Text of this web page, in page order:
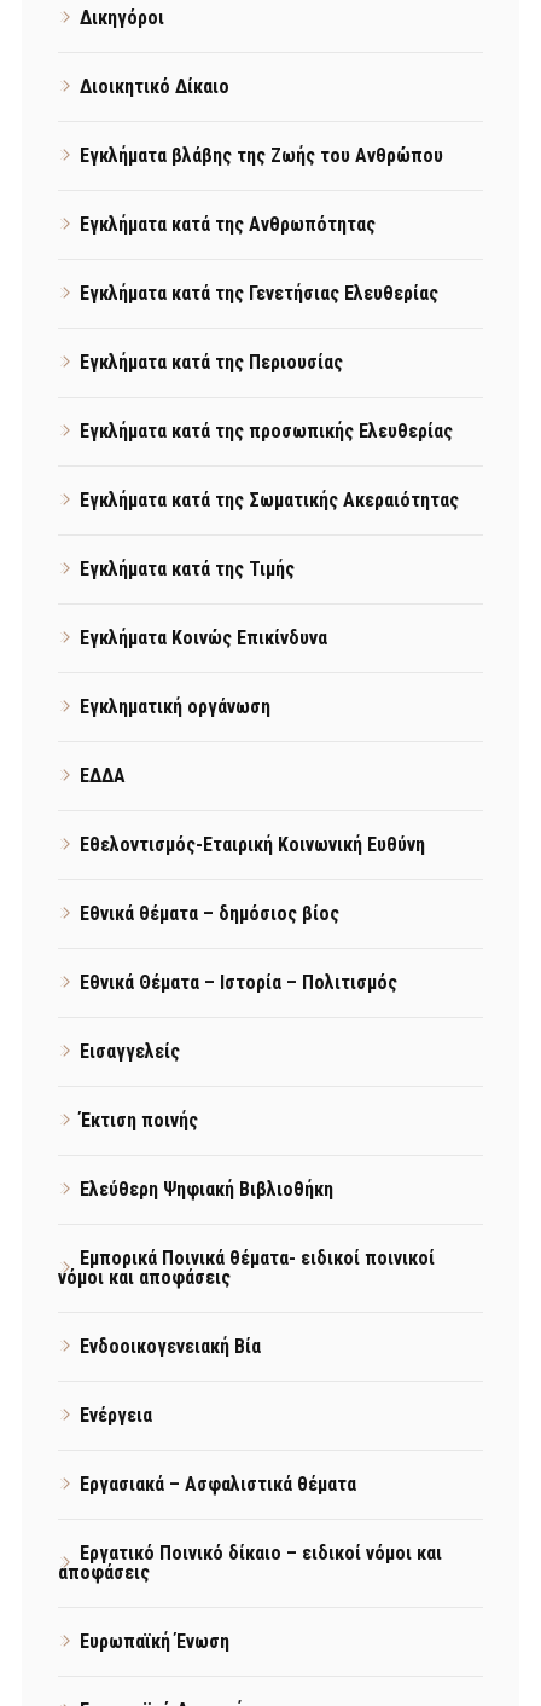
Δικηγόροι
Διοικητικό Δίκαιο
Εγκλήματα βλάβης της Ζωής του Ανθρώπου
Εγκλήματα κατά της Ανθρωπότητας
Εγκλήματα κατά της Γενετήσιας Ελευθερίας
Εγκλήματα κατά της Περιουσίας
Εγκλήματα κατά της προσωπικής Ελευθερίας
Εγκλήματα κατά της Σωματικής Ακεραιότητας
Εγκλήματα κατά της Τιμής
Εγκλήματα Κοινώς Επικίνδυνα
Εγκληματική οργάνωση
ΕΔΔΑ
Εθελοντισμός-Εταιρική Κοινωνική Ευθύνη
Εθνικά θέματα – δημόσιος βίος
Εθνικά Θέματα – Ιστορία – Πολιτισμός
Εισαγγελείς
Έκτιση ποινής
Ελεύθερη Ψηφιακή Βιβλιοθήκη
Εμπορικά Ποινικά θέματα- ειδικοί ποινικοί
νόμοι και αποφάσεις
Ενδοοικογενειακή Βία
Ενέργεια
Εργασιακά – Ασφαλιστικά θέματα
Εργατικό Ποινικό δίκαιο – ειδικοί νόμοι και
αποφάσεις
Ευρωπαϊκή Ένωση